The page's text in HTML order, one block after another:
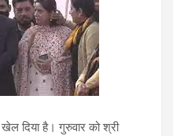
दिया है। गुरुवार को श्री